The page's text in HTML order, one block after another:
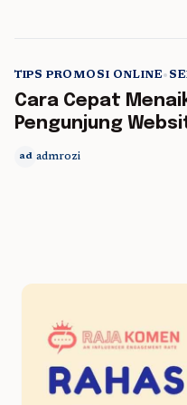
TIPS PROMOSI ONLINE•
Cara Cepat
Pengunjung
ad admrozi